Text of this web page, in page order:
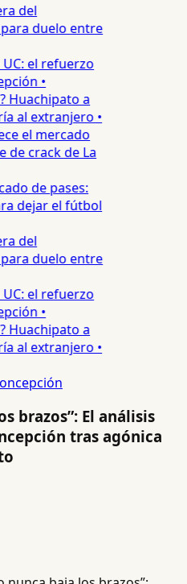
del
duelo entre
el refuerzo
•
Huachipato a
al extranjero •
el mercado
crack de La
de pases:
dejar el fútbol
del
duelo entre
el refuerzo
•
Huachipato a
al extranjero •
brazos”: El análisis
tras agónica